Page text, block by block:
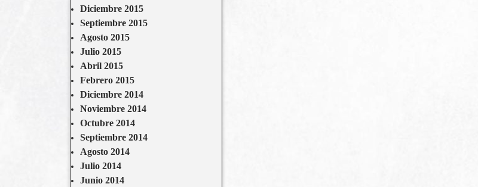
Diciembre 2015
Septiembre 2015
Agosto 2015
Julio 2015
Abril 2015
Febrero 2015
Diciembre 2014
Noviembre 2014
Octubre 2014
Septiembre 2014
Agosto 2014
Julio 2014
Junio 2014